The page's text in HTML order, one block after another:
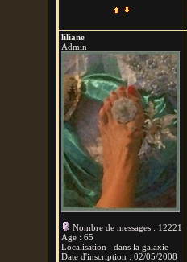
liliane
Admin
Nombre de messages : 12221
Age : 65
Localisation : dans la galaxie
Date d'inscription : 02/05/2008